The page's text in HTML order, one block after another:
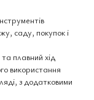
саду, покупок і
плавний хід
використання
з додатковими